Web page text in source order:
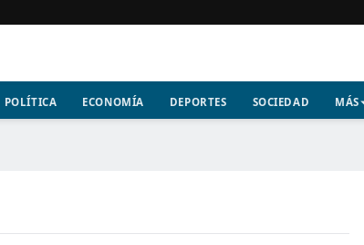
POLÍTICA ECONOMÍA DEPORTES SOCIEDAD MÁS